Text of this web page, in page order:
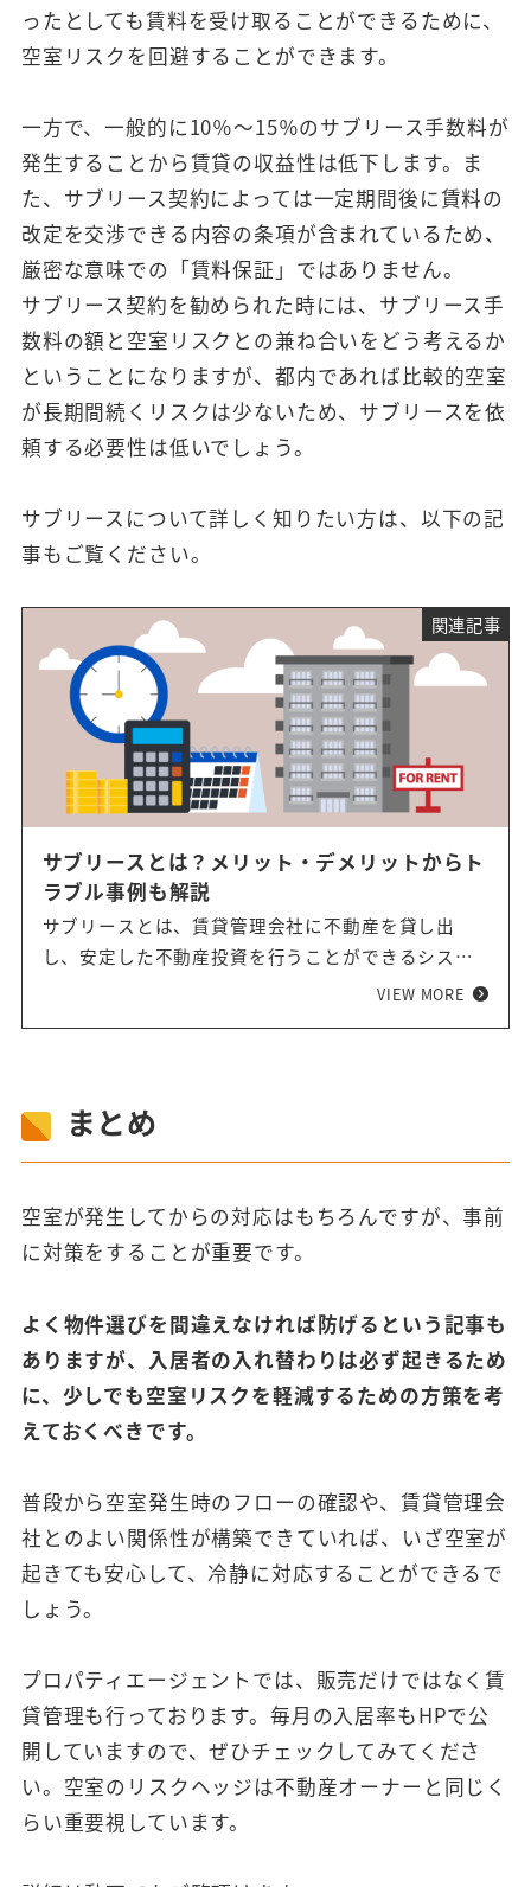
ったとしても賃料を受け取ることができるために、
空室リスクを回避することができます。
一方で、一般的に10％～15％のサブリース手数料が
発生することから賃貸の収益性は低下します。ま
た、サブリース契約によっては一定期間後に賃料の
改定を交渉できる内容の条項が含まれているため、
厳密な意味での「賃料保証」ではありません。
サブリース契約を勧められた時には、サブリース手
数料の額と空室リスクとの兼ね合いをどう考えるか
ということになりますが、都内であれば比較的空室
が長期間続くリスクは少ないため、サブリースを依
頼する必要性は低いでしょう。
サブリースについて詳しく知りたい方は、以下の記
事もご覧ください。
関連記事
サブリースとは？メリット・デメリットからト
ラブル事例も解説
サブリースとは、賃貸管理会社に不動産を貸し出
し、安定した不動産投資を行うことができるシステ
に、「サブリース」に関連したトラブルは後を絶ち
ません。そのため、「サブリース」を活用する前に
事では、サブリースのトラブル事例から、メリッ
ト・デメリット、安心できる不動産投資法を解説し
ます。
VIEW MORE
まとめ
空室が発生してからの対応はもちろんですが、事前
に対策をすることが重要です。
よく物件選びを間違えなければ防げるという記事も
ありますが、入居者の入れ替わりは必ず起きるため
に、少しでも空室リスクを軽減するための方策を考
えておくべきです。
普段から空室発生時のフローの確認や、賃貸管理会
社とのよい関係性が構築できていれば、いざ空室が
起きても安心して、冷静に対応することができるで
しょう。
プロパティエージェントでは、販売だけではなく賃
貸管理も行っております。毎月の入居率もHPで公
開していますので、ぜひチェックしてみてくださ
い。空室のリスクヘッジは不動産オーナーと同じく
らい重要視しています。